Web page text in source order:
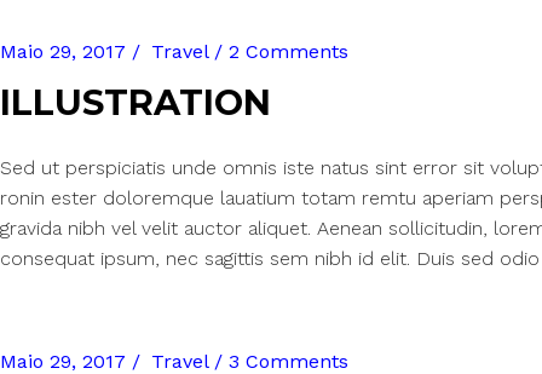
Maio 29, 2017 Travel 2 Comments
ILLUSTRATION
Sed ut perspiciatis unde omnis iste natus sint error sit
ronin ester doloremque lauatium totam remtu aperiam
gravida nibh vel velit auctor aliquet. Aenean sollicitudin,
consequat ipsum, nec sagittis sem nibh id elit. Duis sed
Maio 29, 2017 Travel 3 Comments